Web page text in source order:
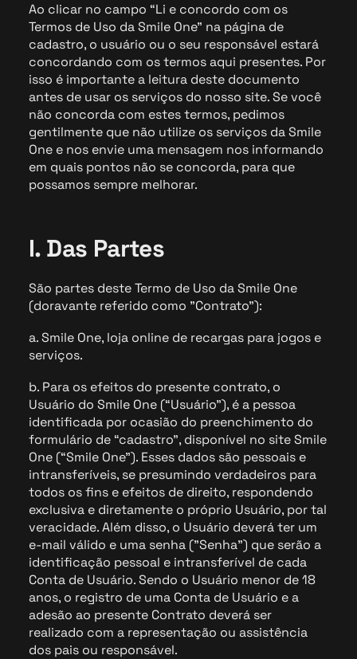
Ao clicar no campo “Li e concordo com os
Termos de Uso da Smile One” na página de
cadastro, o usuário ou o seu responsável estará
concordando com os termos aqui presentes. Por
isso é importante a leitura deste documento
antes de usar os serviços do nosso site. Se você
não concorda com estes termos, pedimos
gentilmente que não utilize os serviços da Smile
One e nos envie uma mensagem nos informando
em quais pontos não se concorda, para que
possamos sempre melhorar.
I. Das Partes
São partes deste Termo de Uso da Smile One
(doravante referido como "Contrato"):
a. Smile One, loja online de recargas para jogos e
serviços.
b. Para os efeitos do presente contrato, o
Usuário do Smile One (“Usuário”), é a pessoa
identificada por ocasião do preenchimento do
formulário de “cadastro”, disponível no site Smile
One (“Smile One”). Esses dados são pessoais e
intransferíveis, se presumindo verdadeiros para
todos os fins e efeitos de direito, respondendo
exclusiva e diretamente o próprio Usuário, por tal
veracidade. Além disso, o Usuário deverá ter um
e-mail válido e uma senha ("Senha") que serão a
identificação pessoal e intransferível de cada
Conta de Usuário. Sendo o Usuário menor de 18
anos, o registro de uma Conta de Usuário e a
adesão ao presente Contrato deverá ser
realizado com a representação ou assistência
dos pais ou responsável.